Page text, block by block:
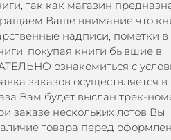
так как магазин
Ваше внимание что
надписи, пометки в
покупая книги бывшие в
ознакомиться с
заказов осуществляется
Вам будет выслан трек-
заказе нескольких лотов Вы
товара перед